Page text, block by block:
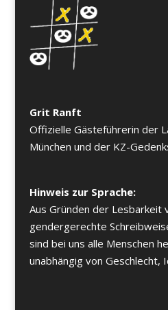
Grit Ranft
Offizielle Gästeführerin der
München und der KZ-
Hinweis zur Sprache:
Aus Gründen der Lesbarkeit
gendergerechte
sind bei uns alle Menschen
unabhängig von